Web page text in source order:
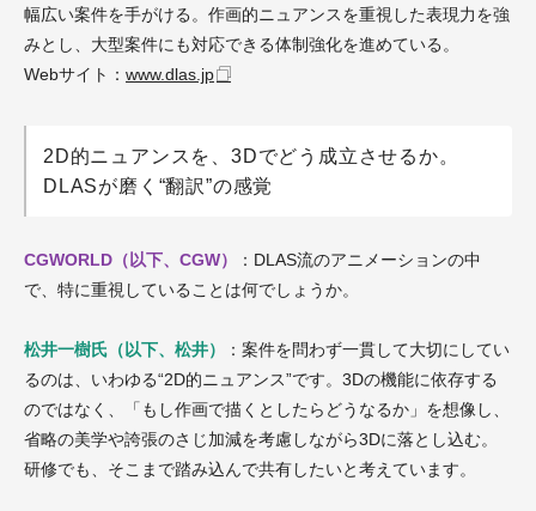
幅広い案件を手がける。作画的ニュアンスを重視した表現力を強
みとし、大型案件にも対応できる体制強化を進めている。
Webサイト： www.dlas.jp
2D的ニュアンスを、3Dでどう成立させるか。
DLASが磨く“翻訳”の感覚
CGWORLD（以下、CGW）
：DLAS流のアニメーションの中
で、特に重視していることは何でしょうか。
松井一樹氏（以下、松井）
：案件を問わず一貫して大切にしてい
るのは、いわゆる“2D的ニュアンス”です。3Dの機能に依存する
のではなく、「もし作画で描くとしたらどうなるか」を想像し、
省略の美学や誇張のさじ加減を考慮しながら3Dに落とし込む。
研修でも、そこまで踏み込んで共有したいと考えています。